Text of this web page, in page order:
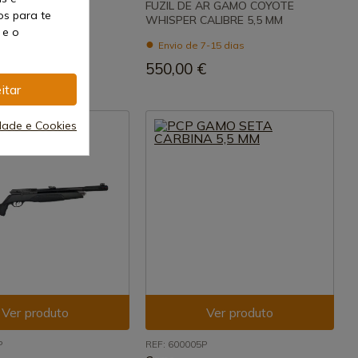
5.5mm / .22
FUZIL DE AR GAMO COYOTE
WHISPER CALIBRE 5,5 MM
Envio de 7-15 dias
550,00 €
Ver produto Ver produto
REF: 600005P
para te
o
e Cookies